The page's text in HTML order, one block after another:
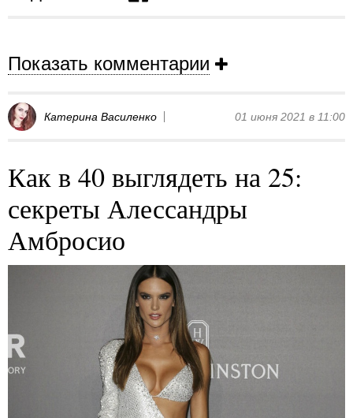
Показать комментарии
Катерина Василенко 01 июня 2021 в 11:00
Как в 40 выглядеть на 25:
секреты Алессандры
Амбросио